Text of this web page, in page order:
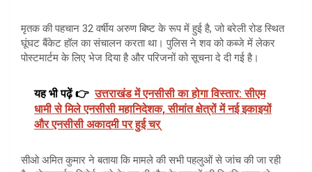
मृतक की पहचान 32 वर्षीय अरुण बिष्ट के रूप में हुई है, जो बरेली रोड स्थित
घूंघट बैंकेट हॉल का संचालन करता था। पुलिस ने शव को कब्जे में लेकर
पोस्टमार्टम के लिए भेज दिया है और परिजनों को सूचना दे दी गई है।
यह भी पढ़ें 👉 उत्तराखंड में एनसीसी का होगा विस्तार: सीएम
धामी से मिले एनसीसी महानिदेशक, सीमांत क्षेत्रों में नई इकाइयों
और एनसीसी अकादमी पर हुई चर्
सीओ अमित कुमार ने बताया कि मामले की सभी पहलुओं से जांच की जा रही